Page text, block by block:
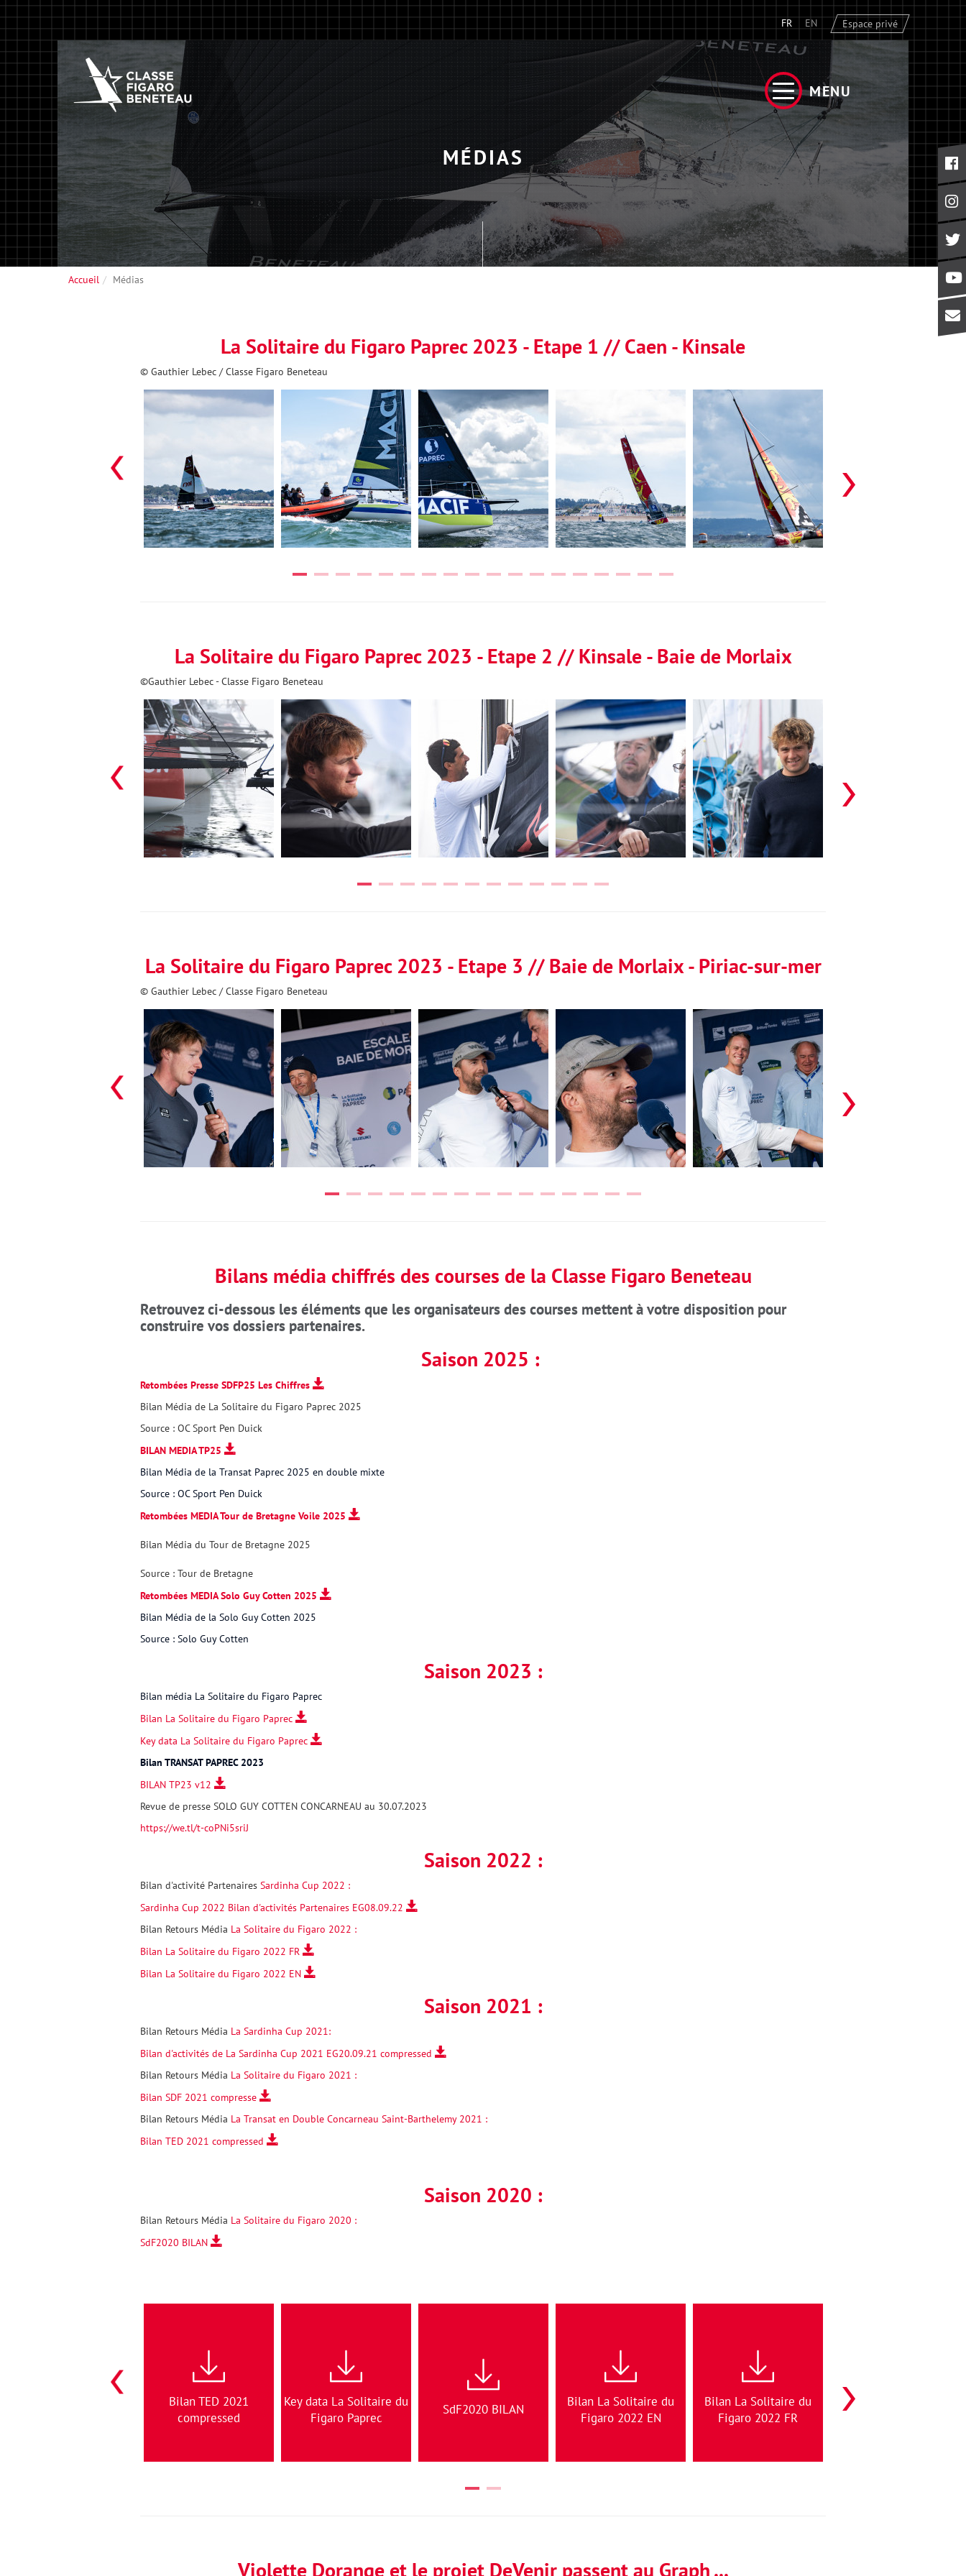
FR EN Espace privé
MENU
MÉDIAS
Accueil Médias
La Solitaire du Figaro Paprec 2023 - Etape 1 // Caen - Kinsale
© Gauthier Lebec / Classe Figaro Beneteau
La Solitaire du Figaro Paprec 2023 - Etape 2 // Kinsale - Baie de Morlaix
©Gauthier Lebec - Classe Figaro Beneteau
La Solitaire du Figaro Paprec 2023 - Etape 3 // Baie de Morlaix - Piriac-sur-mer
© Gauthier Lebec / Classe Figaro Beneteau
Bilans média chiffrés des courses de la Classe Figaro Beneteau
Retrouvez ci-dessous les éléments que les organisateurs des courses mettent à votre disposition pour
construire vos dossiers partenaires.
Saison 2025 :
Retombées Presse SDFP25 Les Chiffres
Bilan Média de La Solitaire du Figaro Paprec 2025
Source : OC Sport Pen Duick
BILAN MEDIA TP25
Bilan Média de la Transat Paprec 2025 en double mixte
Source : OC Sport Pen Duick
Retombées MEDIA Tour de Bretagne Voile 2025
Bilan Média du Tour de Bretagne 2025
Source : Tour de Bretagne
Retombées MEDIA Solo Guy Cotten 2025
Bilan Média de la Solo Guy Cotten 2025
Source : Solo Guy Cotten
Saison 2023 :
Bilan média La Solitaire du Figaro Paprec
Bilan La Solitaire du Figaro Paprec
Key data La Solitaire du Figaro Paprec
Bilan TRANSAT PAPREC 2023
BILAN TP23 v12
Revue de presse SOLO GUY COTTEN CONCARNEAU au 30.07.2023
https://we.tl/t-coPNi5sriJ
Saison 2022 :
Bilan d'activité Partenaires Sardinha Cup 2022 :
Sardinha Cup 2022 Bilan d'activités Partenaires EG08.09.22
Bilan Retours Média La Solitaire du Figaro 2022 :
Bilan La Solitaire du Figaro 2022 FR
Bilan La Solitaire du Figaro 2022 EN
Saison 2021 :
Bilan Retours Média La Sardinha Cup 2021:
Bilan d'activités de La Sardinha Cup 2021 EG20.09.21 compressed
Bilan Retours Média La Solitaire du Figaro 2021 :
Bilan SDF 2021 compresse
Bilan Retours Média La Transat en Double Concarneau Saint-Barthelemy 2021 :
Bilan TED 2021 compressed
Saison 2020 :
Bilan Retours Média La Solitaire du Figaro 2020 :
SdF2020 BILAN
Bilan TED 2021
compressed
Key data La Solitaire du
Figaro Paprec
SdF2020 BILAN
Bilan La Solitaire du
Figaro 2022 EN
Bilan La Solitaire du
Figaro 2022 FR
Sardinha Cup 2022 Bilan
d'activités Partenaires
Violette Dorange et le projet DeVenir passent au Graph ...